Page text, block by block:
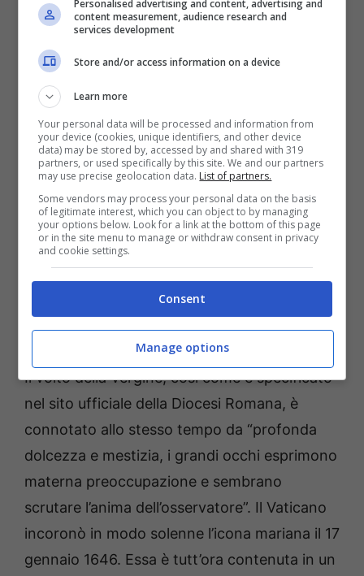
IV, la tavola venne poi sistemata sopra al
pozzo. Attorno alla pietra con il volto di Maria
e al pozzo venne costruita una cappella e
attorno alla cappella una chiesa. Oggi,
chiunque si rechi nella Chiesa Santa Maria del
Pozzo, oltre a tanti piccoli capolavori che la
adornano,troverà una nicchia con un
piccolo rubinetto,che dà la possibilità ai
fedelidi bere un sorso dell’acqua miracolosa
o di riempiere una bottiglietta da portare a un
Il Volto della Vergine
Il volto della Vergine, così come è specificato
nel sito ufficiale della Diocesi Romana, è
connotato allo stesso tempo da “profonda
dolcezza e mestizia, i grandi occhi esprimono
materna preoccupazione e sembrano
scrutare l’anima dell’osservatore”. Il Vaticano
incoronò in modo solenne l’icona mariana il 17
gennaio 1646. Essa è tutt’ora contenuta in un
Personalised advertising and content, advertising and
content measurement, audience research and
services development
Store and/or access information on a device
Learn more
Your personal data will be processed and information from
your device (cookies, unique identifiers, and other device
data) may be stored by, accessed by and shared with 319
partners, or used specifically by this site. We and our partners
may use precise geolocation data. List of partners.
Some vendors may process your personal data on the basis
of legitimate interest, which you can object to by managing
your options below. Look for a link at the bottom of this page
or in the site menu to manage or withdraw consent in privacy
and cookie settings.
Consent
Manage options